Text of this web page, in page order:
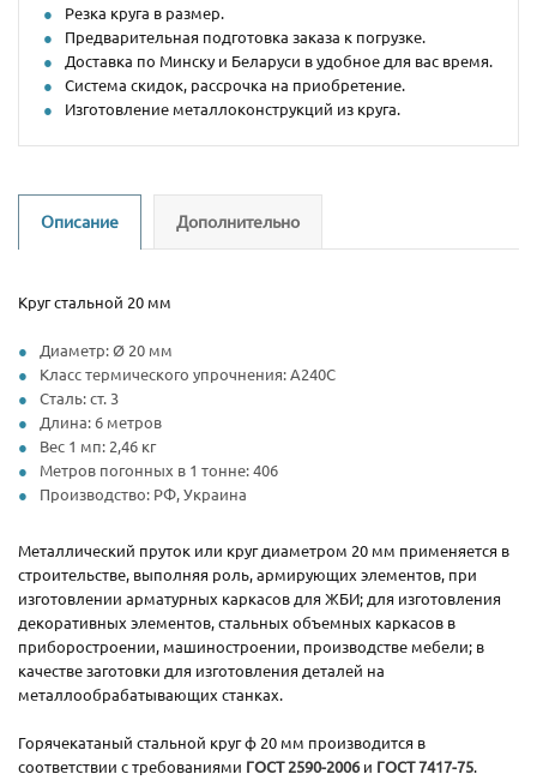
Резка круга в размер.
Предварительная подготовка заказа к погрузке.
Доставка по Минску и Беларуси в удобное для вас время.
Система скидок, рассрочка на приобретение.
Изготовление металлоконструкций из круга.
Описание Дополнительно
Круг стальной 20 мм
Диаметр: Ø 20 мм
Класс термического упрочнения: А240С
Сталь: ст. 3
Длина: 6 метров
Вес 1 мп: 2,46 кг
Метров погонных в 1 тонне: 406
Производство: РФ, Украина
Металлический пруток или круг диаметром 20 мм применяется в
строительстве, выполняя роль, армирующих элементов, при
изготовлении арматурных каркасов для ЖБИ; для изготовления
декоративных элементов, стальных объемных каркасов в
приборостроении, машиностроении, производстве мебели; в
качестве заготовки для изготовления деталей на
металлообрабатывающих станках.
Горячекатаный стальной круг ф 20 мм производится в
соответствии с требованиями ГОСТ 2590-2006и ГОСТ 7417-75.